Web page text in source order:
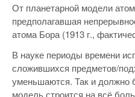
От планетарной модели
предполагавшая
атома Бора (1913 г.,
В науке периоды времени
сложившихся предметов/
уменьшаются. Так и
модель строится на всё